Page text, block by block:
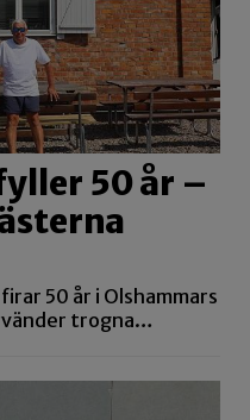
50 år –
50 år i Olshammars
trogna…